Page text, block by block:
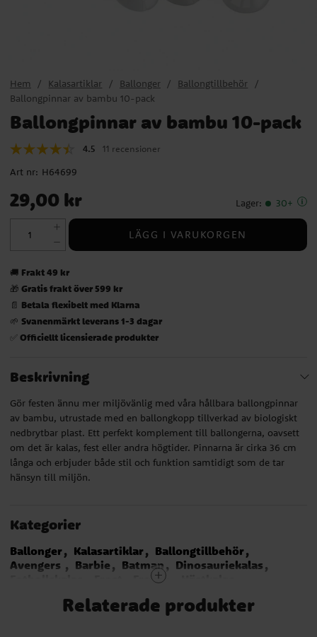
Hem Kalasartiklar Ballonger
Ballongtillbehör
Ballongpinnar av bambu 10-pack
Ballongpinnar av bambu 10-pack
4.5 11 recensioner
Art nr: H64699
Pris: 29,00 kr
29,00 kr Lager: 30+
LÄGG I VARUKORGEN
🚚 Frakt 49 kr
🎁 Gratis frakt över 599 kr
📄 Betala flexibelt med Klarna
🌱 Svanenmärkt leverans 1-3 dagar
✅ Officiellt licensierade produkter
Beskrivning
Gör festen ännu mer miljövänlig med våra hållbara ballongpinnar
av bambu, utrustade med en ballongkopp tillverkad av biologiskt
nedbrytbar plast. Ett perfekt komplement till ballongerna, oavsett
om det är kalas, fest eller andra högtider. Pinnarna är cirka 36 cm
långa och erbjuder både stil och funktion samtidigt som de tar
hänsyn till miljön.
Kategorier
Ballonger Kalasartiklar
Ballongtillbehör
Avengers
Barbie Batman
Dinosauriekalas
Frost - Frozen
Prinsessor Kalas
Safaritema
Spiderman
Super Mario Bros
Relaterade produkter